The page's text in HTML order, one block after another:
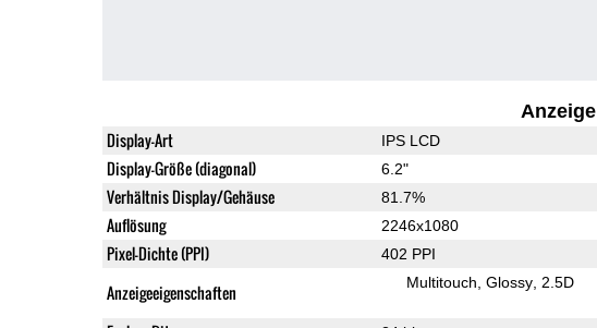
Anzeige
Display-Art IPS LCD
Display-Größe (diagonal) 6.2"
Verhältnis Display/Gehäuse 81.7%
Auflösung 2246x1080
Pixel-Dichte (PPI) 402 PPI
Anzeigeeigenschaften Multitouch Glossy 2.5D